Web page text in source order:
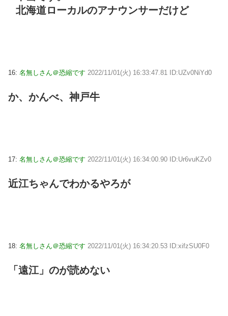
北海道ローカルのアナウンサーだけど
16: 名無しさん＠恐縮です 2022/11/01(火) 16:33:47.81 ID:UZv0NiYd0
か、かんべ、神戸牛
17: 名無しさん＠恐縮です 2022/11/01(火) 16:34:00.90 ID:Ur6vuKZv0
近江ちゃんでわかるやろが
18: 名無しさん＠恐縮です 2022/11/01(火) 16:34:20.53 ID:xifzSU0F0
「遠江」のが読めない